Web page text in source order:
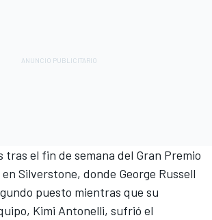
tras el fin de semana del Gran Premio
Silverstone, donde George Russell
puesto mientras que su
Kimi Antonelli, sufrió el